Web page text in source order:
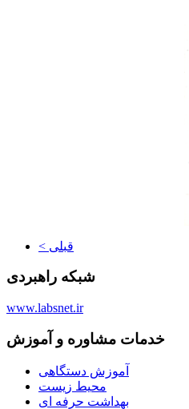
< قبلی
شبکه راهبردی
www.labsnet.ir
خدمات مشاوره و آموزش
آموزش دستگاهی
محیط زیست
بهداشت حرفه ای